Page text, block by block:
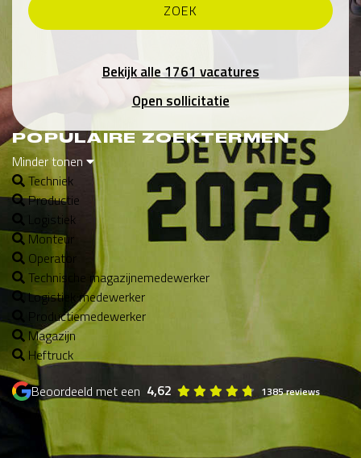
Bekijk alle 1761 vacatures
Open sollicitatie
POPULAIRE ZOEKTERMEN
Minder tonen
Techniek
Productie
Logistiek
Monteur
Operator
Technische magazijnemedewerker
Logistiek medewerker
Productiemedewerker
Magazijn
Heftruck
Beoordeeld met een 4,62 1385 reviews